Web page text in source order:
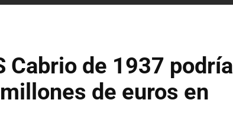
Cabrio de 1937 podría
de euros en